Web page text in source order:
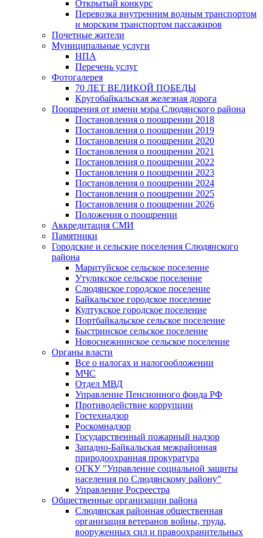
Открытый конкурс
Перевозка внутренним водным транспортом
и морским транспортом пассажиров
Почетные жители
Муниципальные услуги
НПА
Перечень услуг
Фотогалерея
70 ЛЕТ ВЕЛИКОЙ ПОБЕДЫ
Кругобайкальская железная дорога
Поощрения от имени мэра Слюдянского района
Постановления о поощрении 2018
Постановления о поощрении 2019
Постановления о поощрении 2020
Постановления о поощрении 2021
Постановления о поощрении 2022
Постановления о поощрении 2023
Постановления о поощрении 2024
Постановления о поощрении 2025
Постановления о поощрении 2026
Положения о поощрении
Аккредитация СМИ
Памятники
Городские и сельские поселения Слюдянского
района
Маритуйское сельское поселение
Утуликское сельское поселение
Слюдянское городское поселение
Байкальское городское поселение
Култукское городское поселение
Портбайкальское сельское поселение
Быстринское сельское поселение
Новоснежнинское сельское поселение
Органы власти
Все о налогах и налогообложении
МЧС
Отдел МВД
Управление Пенсионного фонда РФ
Противодействие коррупции
Гостехнадзор
Роскомнадзор
Государственный пожарный надзор
Западно-Байкальская межрайонная
природоохранная прокуратура
ОГКУ "Управление социальной защиты
населения по Слюдянскому району"
Управление Росреестра
Общественные организации района
Слюдянская районная общественная
организация ветеранов войны, труда,
вооруженных сил и правоохранительных